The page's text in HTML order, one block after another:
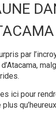
par
ici pour